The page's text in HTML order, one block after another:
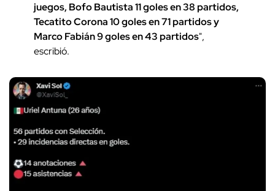
juegos, Bofo Bautista 11 goles en 38 partidos,
Tecatito Corona 10 goles en 71 partidos y
Marco Fabián 9 goles en 43 partidos",
escribió.